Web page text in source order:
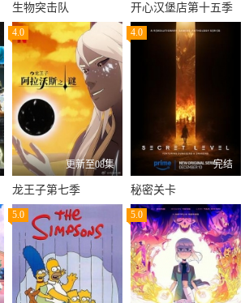
生物突击队 开心汉堡店第十五季
4.0
更新至08集
龙王子第七季
4.0
完结
秘密关卡
5.0 5.0